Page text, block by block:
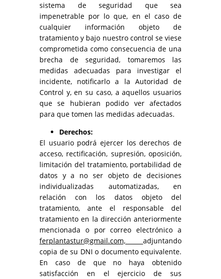
sistema de seguridad que sea
impenetrable por lo que, en el caso de
cualquier información objeto de
tratamiento y bajo nuestro control se viese
comprometida como consecuencia de una
brecha de seguridad, tomaremos las
medidas adecuadas para investigar el
incidente, notificarlo a la Autoridad de
Control y, en su caso, a aquellos usuarios
que se hubieran podido ver afectados
para que tomen las medidas adecuadas.
Derechos:
El usuario podrá ejercer los derechos de
acceso, rectificación, supresión, oposición,
limitación del tratamiento, portabilidad de
datos y a no ser objeto de decisiones
individualizadas automatizadas, en
relación con los datos objeto del
tratamiento, ante el responsable del
tratamiento en la dirección anteriormente
mencionada o por correo electrónico a
ferplantastur@gmail.com, adjuntando
copia de su DNI o documento equivalente.
En caso de que no haya obtenido
satisfacción en el ejercicio de sus